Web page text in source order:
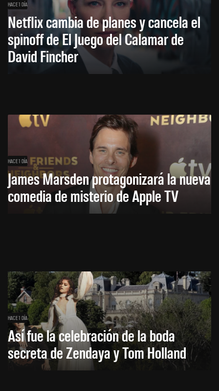
HACE 1 DÍA
Netflix cambia de planes y cancela el
spinoff de El Juego del Calamar de
David Fincher
HACE 1 DÍA
James Marsden protagonizará la nueva
comedia de misterio de Apple TV
HACE 1 DÍA
Así fue la celebración de la boda
secreta de Zendaya y Tom Holland